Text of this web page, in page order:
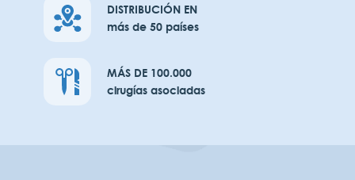
DISTRIBUCIÓN EN
más de 50 países
MÁS DE 100.000
cirugías asociadas